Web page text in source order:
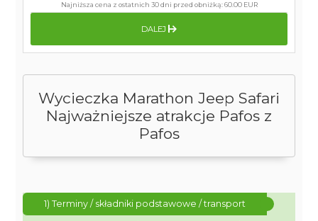
Wycieczka Marathon Jeep Safari
Najważniejsze atrakcje Pafos z
Pafos
1) Terminy / składniki podstawowe / transport
Najniższa cena z ostatnich 30 dni przed obniżką:60.00 EUR
DALEJ